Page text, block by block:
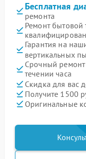
Бесплатная
ремонта
Ремонт бытовой
Гарантия на
вертикальных
Срочный
течении часа
Скидка для вас
Получите 1500
Оригинальные